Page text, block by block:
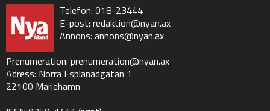
Telefon: 018-23444
E-post: redaktion@nyan.ax
Annons: annons@nyan.ax
Prenumeration: prenumeration@nyan.ax
Adress: Norra Esplanadgatan 1
22100 Mariehamn